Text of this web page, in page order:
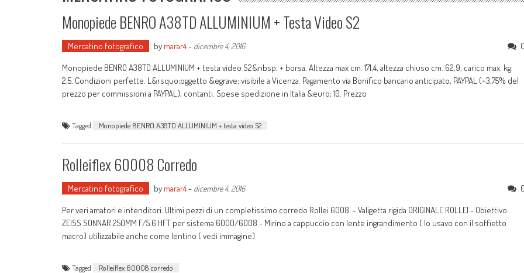
Monopiede BENRO A38TD ALLUMINIUM + Testa Video S2
Mercatino fotografico by marar4- dicembre 4, 2016
0
Monopiede BENRO A38TD ALLUMINIUM + testa video S2&nbsp; + borsa. Altezza max cm. 171,4, altezza chiuso cm. 62,9, carico max. kg.
2,5. Condizioni perfette. L&rsquo;oggetto &egrave; visibile a Vicenza. Pagamento via Bonifico bancario anticipato, PAYPAL (+3,75% del
prezzo per commissioni a PAYPAL), contanti. Spese spedizione in Italia &euro; 10. Prezzo
Tagged Monopiede BENRO A38TD ALLUMINIUM + testa video S2
Rolleiflex 60008 Corredo
Mercatino fotografico by marar4- dicembre 4, 2016
0
Per veri amatori e intenditori. Ultimi pezzi di un completissimo corredo Rollei 6008. - Valigetta rigida ORIGINALE ROLLEI - Obiettivo
ZEISS SONNAR 250MM F/5.6 HFT per sistema 6000/6008 - Mirino a cappuccio con lente ingrandimento ( lo usavo con il soffietto
macro) utilizzabile anche come lentino ( vedi immagine)
Tagged Rolleiflex 60008 corredo